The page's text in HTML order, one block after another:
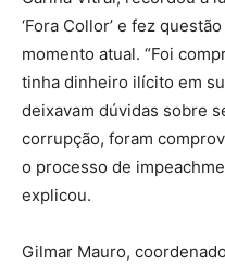
‘Fora Collor’ e fez
momento atual. “Foi
tinha dinheiro ilícito em
deixavam dúvidas sobre
corrupção, foram
o processo de
explicou.
Gilmar Mauro,